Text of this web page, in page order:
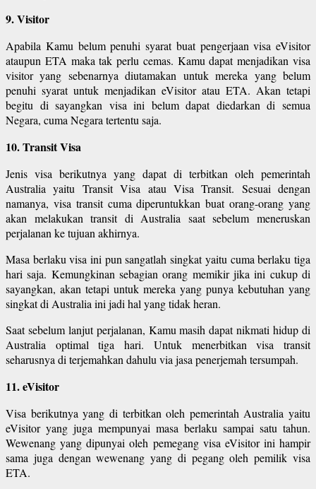
9. Visitor
Apabila Kamu belum penuhi syarat buat pengerjaan visa eVisitor
ataupun ETA maka tak perlu cemas. Kamu dapat menjadikan visa
visitor yang sebenarnya diutamakan untuk mereka yang belum
penuhi syarat untuk menjadikan eVisitor atau ETA. Akan tetapi
begitu di sayangkan visa ini belum dapat diedarkan di semua
Negara, cuma Negara tertentu saja.
10. Transit Visa
Jenis visa berikutnya yang dapat di terbitkan oleh pemerintah
Australia yaitu Transit Visa atau Visa Transit. Sesuai dengan
namanya, visa transit cuma diperuntukkan buat orang-orang yang
akan melakukan transit di Australia saat sebelum meneruskan
perjalanan ke tujuan akhirnya.
Masa berlaku visa ini pun sangatlah singkat yaitu cuma berlaku tiga
hari saja. Kemungkinan sebagian orang memikir jika ini cukup di
sayangkan, akan tetapi untuk mereka yang punya kebutuhan yang
singkat di Australia ini jadi hal yang tidak heran.
Saat sebelum lanjut perjalanan, Kamu masih dapat nikmati hidup di
Australia optimal tiga hari. Untuk menerbitkan visa transit
seharusnya di terjemahkan dahulu via jasa penerjemah tersumpah.
11. eVisitor
Visa berikutnya yang di terbitkan oleh pemerintah Australia yaitu
eVisitor yang juga mempunyai masa berlaku sampai satu tahun.
Wewenang yang dipunyai oleh pemegang visa eVisitor ini hampir
sama juga dengan wewenang yang di pegang oleh pemilik visa
ETA.